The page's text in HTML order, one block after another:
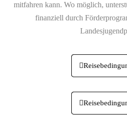
mitfahren kann. Wo möglich,
finanziell durch